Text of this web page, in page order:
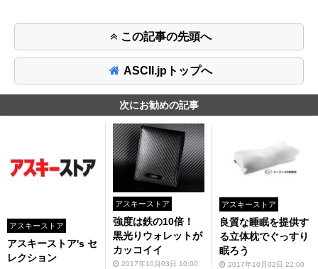
この記事の先頭へ
ASCII.jpトップへ
次にお勧めの記事
アスキーストア
アスキーストア's セ
レクション
アスキーストア
強度は鉄の10倍！
黒光りウォレットが
カッコイイ
2017年10月03日 10:00
アスキーストア
良質な睡眠を提供す
る立体枕でぐっすり
眠ろう
2017年10月02日 22:00